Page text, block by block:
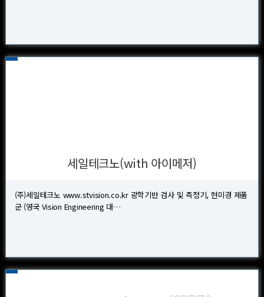
세일테크노(with 아이메저)
(주)세일테크노 www.stvision.co.kr 광학기반 검사 및 측정기, 현미경 제품
군 (영국 Vision Engineering 대…